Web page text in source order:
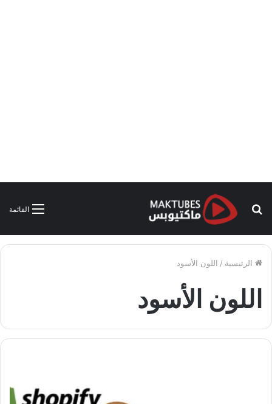
القائمة
بحث
الرئيسية / اللون الأسود
اللون الأسود